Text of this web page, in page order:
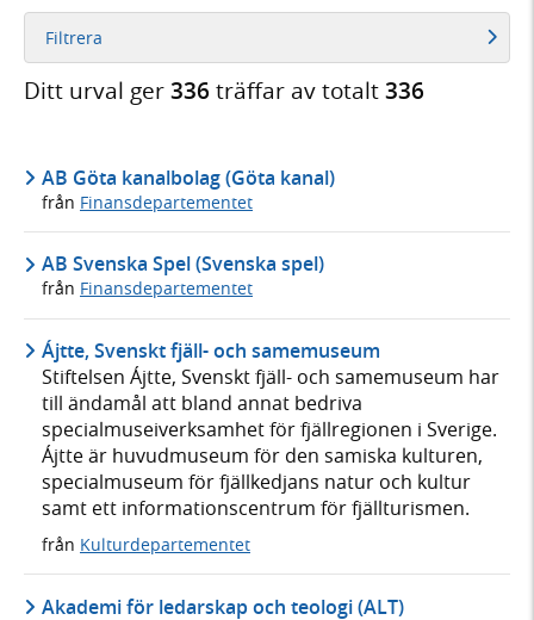
Filtrera
Ditt urval ger336 träffar av totalt336
AB Göta kanalbolag (Göta kanal)
från Finansdepartementet
AB Svenska Spel (Svenska spel)
från Finansdepartementet
Ájtte, Svenskt fjäll- och samemuseum
Stiftelsen Ájtte, Svenskt fjäll- och samemuseum har
till ändamål att bland annat bedriva
specialmuseiverksamhet för fjällregionen i Sverige.
Ájtte är huvudmuseum för den samiska kulturen,
specialmuseum för fjällkedjans natur och kultur
samt ett informationscentrum för fjällturismen.
från Kulturdepartementet
Akademi för ledarskap och teologi (ALT)